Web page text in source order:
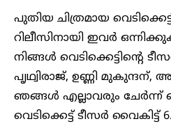
പുതിയ ചിത്രമായ
റിലീസിനായി ഇവര്‍
നിങ്ങള്‍ വെടിക്കെട്ടിന്‍റെ
പൃഥ്വിരാജ്, ഉണ്ണി
ഞങ്ങള്‍ എല്ലാവരും ചേര്‍ന്ന്
വെടിക്കെട്ട് ടീസര്‍